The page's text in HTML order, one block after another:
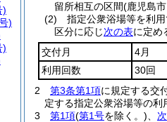
留所相互の区間(鹿児島
(2)
指定公衆浴場等を利
区分に応じ次の表に定め
交付月
4月
利用回数
30回
2
第3条第1項に規定する交
定する指定公衆浴場等の利
3
第1項(第1号を除く。)
)
)
)